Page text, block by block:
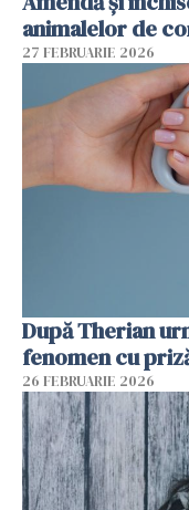
animalelor de
27 FEBRUARIE 2026
După Therian
fenomen cu
26 FEBRUARIE 2026